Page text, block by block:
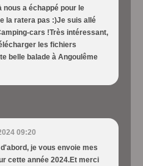
nous a échappé pour le
la ratera pas :)Je suis allé
cars !Très intéressant,
les fichiers
belle balade à Angoulême
09:20
je vous envoie mes
cette année 2024.Et merci